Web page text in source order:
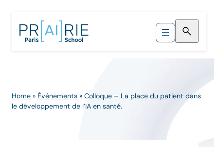
content
Home » Événements » Colloque – La place du patient dans
le développement de l’IA en santé.